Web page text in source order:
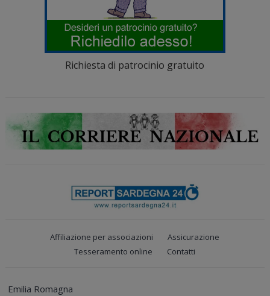
Richiesta di patrocinio gratuito
Affiliazione per associazioni
Assicurazione
Tesseramento online
Contatti
Emilia Romagna